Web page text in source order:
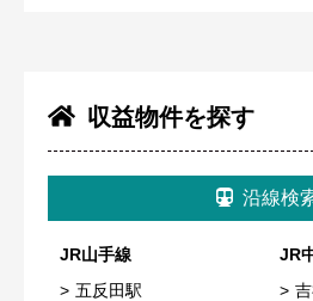
収益物件を探す
沿線検
JR山手線
五反田駅
JR